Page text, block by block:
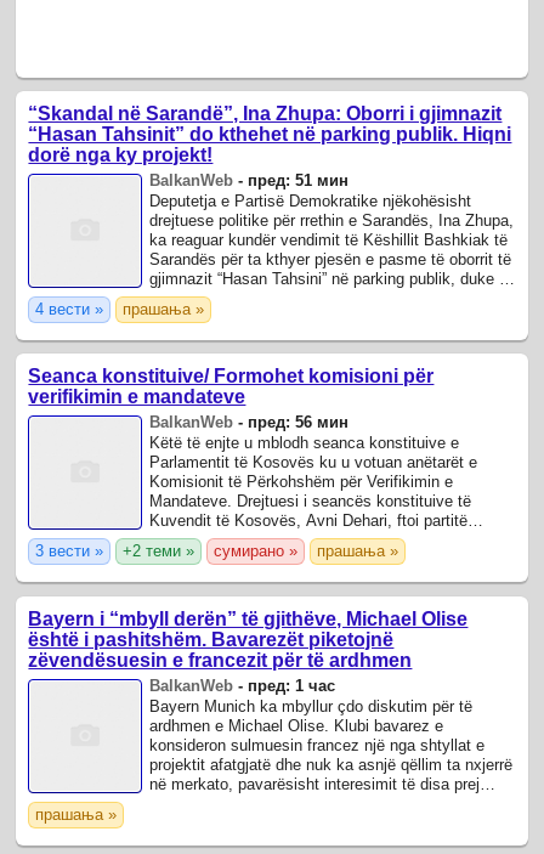
“Skandal në Sarandë”, Ina Zhupa: Oborri i gjimnazit
“Hasan Tahsinit” do kthehet në parking publik. Hiqni
dorë nga ky projekt!
BalkanWeb - пред: 51 мин
Deputetja e Partisë Demokratike njëkohësisht
drejtuese politike për rrethin e Sarandës, Ina Zhupa,
ka reaguar kundër vendimit të Këshillit Bashkiak të
Sarandës për ta kthyer pjesën e pasme të oborrit të
gjimnazit “Hasan Tahsini” në parking publik, duke e
cilësuar atë një skandal ...
4 вести » прашања »
Seanca konstituive/ Formohet komisioni për
verifikimin e mandateve
BalkanWeb - пред: 56 мин
Këtë të enjte u mblodh seanca konstituive e
Parlamentit të Kosovës ku u votuan anëtarët e
Komisionit të Përkohshëm për Verifikimin e
Mandateve. Drejtuesi i seancës konstituive të
Kuvendit të Kosovës, Avni Dehari, ftoi partitë
politike të propozojnë anëtarët e Komisionit të ...
3 вести » +2 теми » сумирано » прашања »
Bayern i “mbyll derën” të gjithëve, Michael Olise
është i pashitshëm. Bavarezët piketojnë
zëvendësuesin e francezit për të ardhmen
BalkanWeb - пред: 1 час
Bayern Munich ka mbyllur çdo diskutim për të
ardhmen e Michael Olise. Klubi bavarez e
konsideron sulmuesin francez një nga shtyllat e
projektit afatgjatë dhe nuk ka asnjë qëllim ta nxjerrë
në merkato, pavarësisht interesimit të disa prej
прашања »